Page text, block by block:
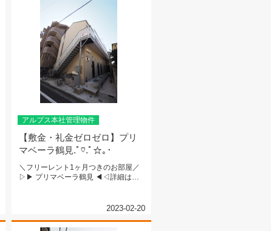
アルプス本社管理物件
【敷金・礼金ゼロゼロ】プリ
マベーラ鶴見.ﾟ♡.ﾟ☆｡･
＼フリーレント1ヶ月つきのお部屋／
▷▶ プリマベーラ鶴見 ◀◁詳細は物
2023-02-20